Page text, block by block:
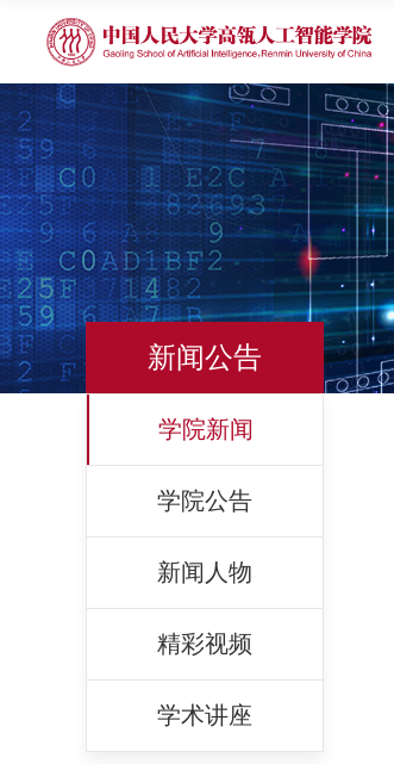
新闻公告
学院新闻
学院公告
新闻人物
精彩视频
学术讲座